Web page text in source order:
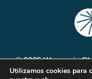
© 2025 Women in
Utilizamos cookies para